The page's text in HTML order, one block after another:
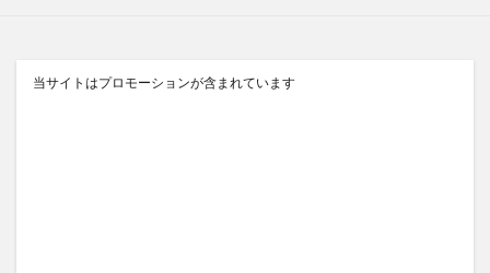
当サイトはプロモーションが含まれています